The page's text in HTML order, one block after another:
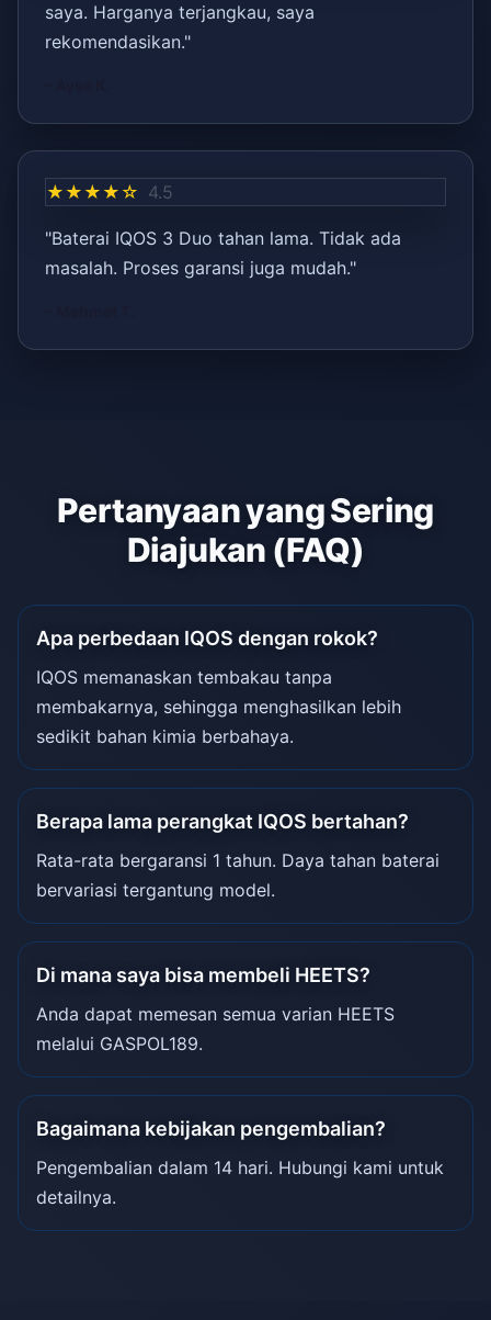
saya. Harganya terjangkau, saya
rekomendasikan."
★★★★☆ 4.5
"Baterai IQOS 3 Duo tahan lama. Tidak ada
masalah. Proses garansi juga mudah."
Pertanyaan yang Sering
Diajukan (FAQ)
Apa perbedaan IQOS dengan rokok?
IQOS memanaskan tembakau tanpa
membakarnya, sehingga menghasilkan lebih
sedikit bahan kimia berbahaya.
Berapa lama perangkat IQOS bertahan?
Rata-rata bergaransi 1 tahun. Daya tahan baterai
bervariasi tergantung model.
Di mana saya bisa membeli HEETS?
Anda dapat memesan semua varian HEETS
melalui GASPOL189.
Bagaimana kebijakan pengembalian?
Pengembalian dalam 14 hari. Hubungi kami untuk
detailnya.